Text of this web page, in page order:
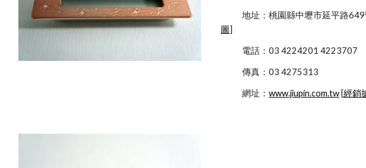
地址：桃園縣中壢市延平路
圖]
            電話：03 4224201 4223707
            傳真：03 4275313
            網址：
www.jiupin.com.tw [經銷